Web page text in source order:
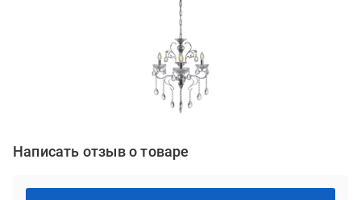
Написать отзыв о товаре